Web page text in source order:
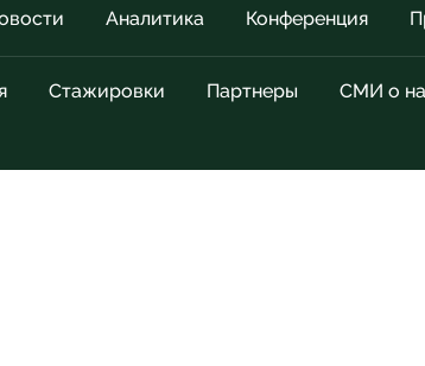
Аналитика Конференция
Стажировки Партнеры СМИ о